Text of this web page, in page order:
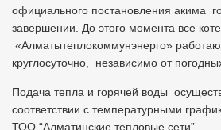
официального постановления акима
завершении. До этого момента все
«Алматытеплокоммунэнерго»
круглосуточно, независимо от
Подача тепла и горячей воды
соответствии с температурными
ТОО “Алматинские тепловые сети”.